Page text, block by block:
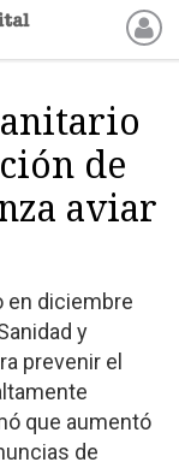
de
aviar
en diciembre
y
prevenir el
que aumentó
de